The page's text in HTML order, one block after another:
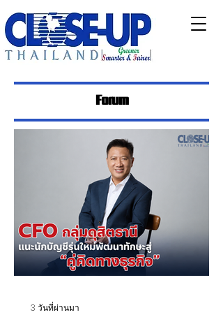
Forum
3 วันที่ผ่านมา